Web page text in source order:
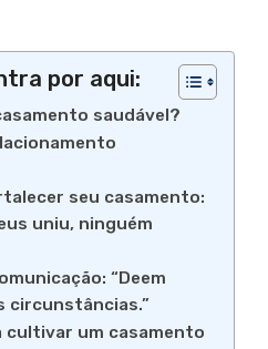
por aqui:
saudável?
seu casamento:
uniu, ninguém
“Deem
circunstâncias.”
cultivar um casamento